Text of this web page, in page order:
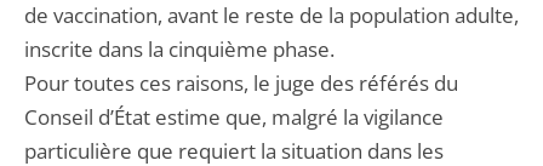
de vaccination, avant le reste de la population adulte,
inscrite dans la cinquième phase.
Pour toutes ces raisons, le juge des référés du
Conseil d’État estime que, malgré la vigilance
particulière que requiert la situation dans les